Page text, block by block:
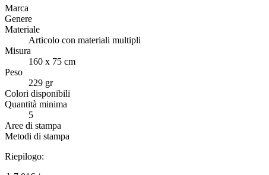
Marca
Genere
Materiale
Articolo con materiali multipli
Misura
160 x 75 cm
Peso
229 gr
Colori disponibili
Quantità minima
5
Aree di stampa
Metodi di stampa
Riepilogo: